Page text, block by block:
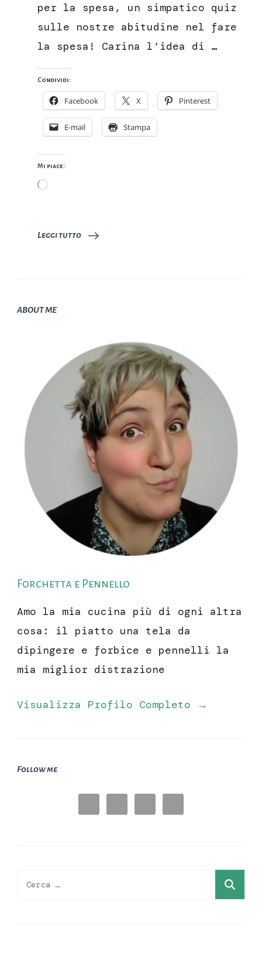
per la spesa, un simpatico quiz
sulle nostre abitudine nel fare
la spesa! Carina l’idea di …
Condividi:
Facebook X Pinterest
E-mail Stampa
Mi piace:
Caricamento
Leggi tutto
ABOUT ME
Forchetta e Pennello
Amo la mia cucina più di ogni altra
cosa: il piatto una tela da
dipingere e forbice e pennelli la
mia miglior distrazione
Visualizza Profilo Completo →
Follow me
Ricerca